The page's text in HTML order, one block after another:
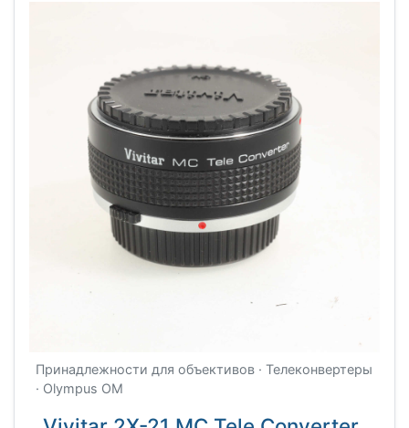
Принадлежности для объективов · Телеконвертеры
· Olympus OM